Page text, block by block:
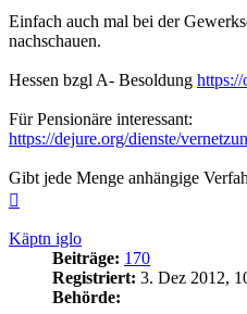
Einfach auch mal bei der
nachschauen.
Hessen bzgl A- Besoldung https://
Für Pensionäre interessant:
https://dejure.org/dienste/
Gibt jede Menge anhängige
Käptn iglo
Beiträge: 170
Registriert: 3. Dez 2012,
Behörde: